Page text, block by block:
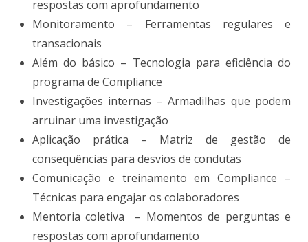
respostas com aprofundamento
Monitoramento – Ferramentas regulares e
transacionais
Além do básico – Tecnologia para eficiência do
programa de Compliance
Investigações internas – Armadilhas que podem
arruinar uma investigação
Aplicação prática – Matriz de gestão de
consequências para desvios de condutas
Comunicação e treinamento em Compliance –
Técnicas para engajar os colaboradores
Mentoria coletiva – Momentos de perguntas e
respostas com aprofundamento